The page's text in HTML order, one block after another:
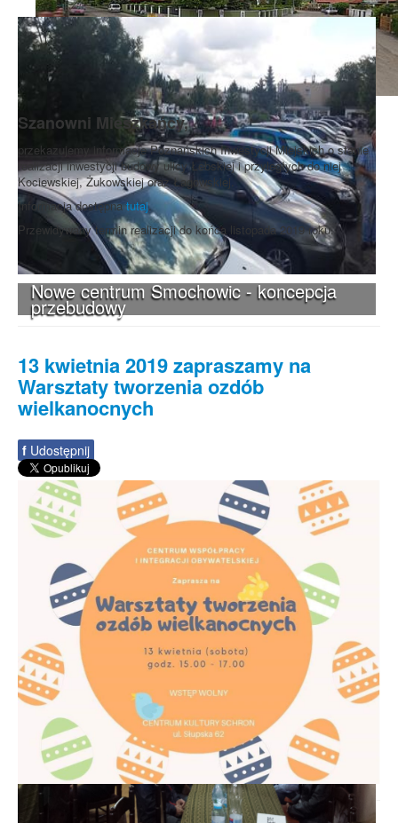
Nowe centrum Smochowic - koncepcja
przebudowy
Szanowni Mieszkańcy,
przekazujemy informacje Poznańskich Inwestycji Miejskich o stanie
realizacji inwestycji budowy ulicy Łebskiej i przyległych do niej
Kociewskiej, Żukowskiej oraz Łagowskiej.
Informacja dostępna tutaj.
Przewidywany termin realizacji do końca listopada 2019 roku.
13 kwietnia 2019 zapraszamy na
Warsztaty tworzenia ozdób
wielkanocnych
f Udostępnij